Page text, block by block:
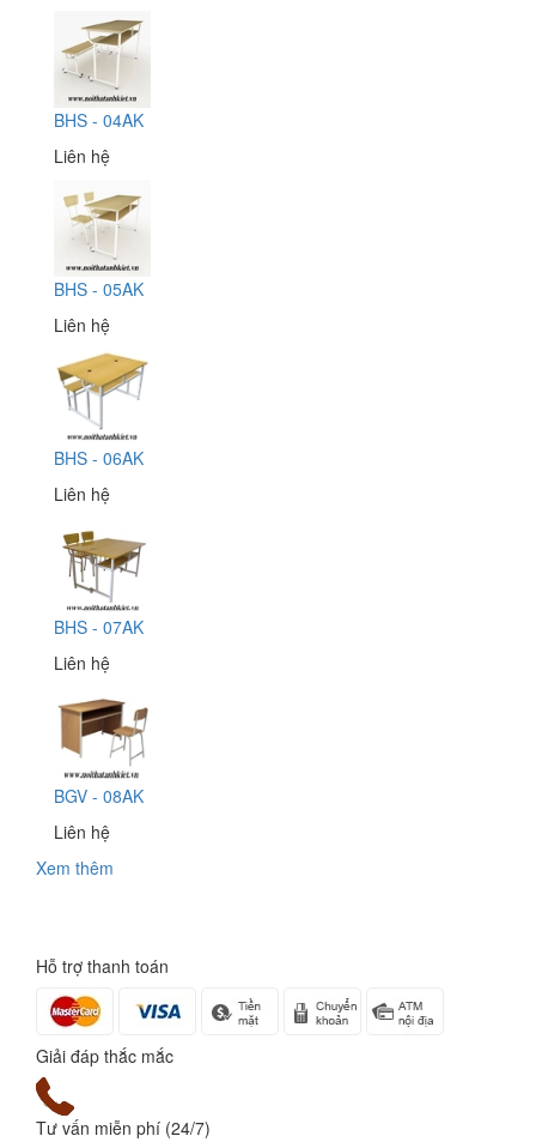
BHS - 04AK
Liên hệ
BHS - 05AK
Liên hệ
BHS - 06AK
Liên hệ
BHS - 07AK
Liên hệ
BGV - 08AK
Liên hệ
Xem thêm
Hỗ trợ thanh toán
Giải đáp thắc mắc
Tư vấn miễn phí (24/7)